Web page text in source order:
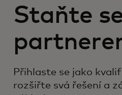
Staňte
Přihlaste se jako
rozšiřte svá řešení a